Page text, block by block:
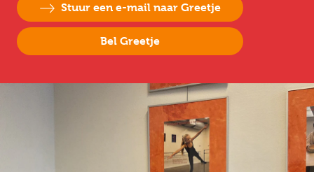
Stuur een e-mail naar Greetje
Bel Greetje